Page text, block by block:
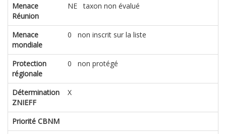
Menace
Réunion
NE taxon non évalué
Menace
mondiale
0 non inscrit sur la liste
Protection
régionale
0 non protégé
Détermination
ZNIEFF
X
Priorité CBNM